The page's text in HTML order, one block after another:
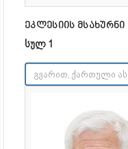
ეკლესიის
სულ 1